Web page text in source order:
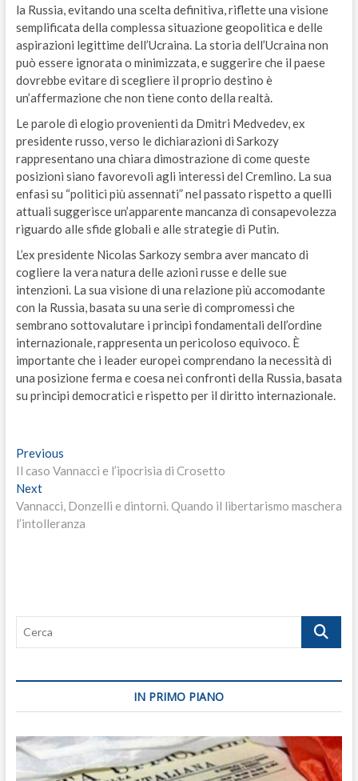
la Russia, evitando una scelta definitiva, riflette una visione
semplificata della complessa situazione geopolitica e delle
aspirazioni legittime dell’Ucraina. La storia dell’Ucraina non
può essere ignorata o minimizzata, e suggerire che il paese
dovrebbe evitare di scegliere il proprio destino è
un’affermazione che non tiene conto della realtà.
Le parole di elogio provenienti da Dmitri Medvedev, ex
presidente russo, verso le dichiarazioni di Sarkozy
rappresentano una chiara dimostrazione di come queste
posizioni siano favorevoli agli interessi del Cremlino. La sua
enfasi su “politici più assennati” nel passato rispetto a quelli
attuali suggerisce un’apparente mancanza di consapevolezza
riguardo alle sfide globali e alle strategie di Putin.
L’ex presidente Nicolas Sarkozy sembra aver mancato di
cogliere la vera natura delle azioni russe e delle sue
intenzioni. La sua visione di una relazione più accomodante
con la Russia, basata su una serie di compromessi che
sembrano sottovalutare i principi fondamentali dell’ordine
internazionale, rappresenta un pericoloso equivoco. È
importante che i leader europei comprendano la necessità di
una posizione ferma e coesa nei confronti della Russia, basata
su principi democratici e rispetto per il diritto internazionale.
Navigazione
articoli
PreviousPrevious
post:
Il caso Vannacci e l’ipocrisia di Crosetto
NextNext
post:
Vannacci, Donzelli e dintorni. Quando il libertarismo maschera
l’intolleranza
Cerca
IN PRIMO PIANO